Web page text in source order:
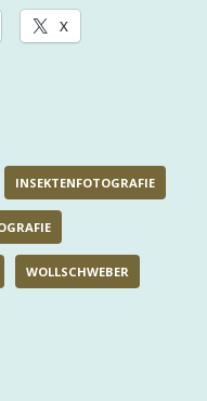
X
INSEKTENFOTOGRAFIE
WOLLSCHWEBER